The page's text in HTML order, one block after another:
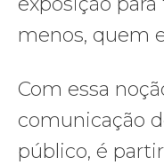
menos, quem
Com essa
comunicação
público, é